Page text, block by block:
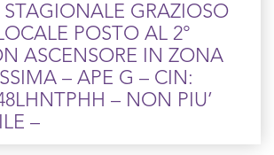
POSTO AL 2°
ASCENSORE IN ZONA
– APE G – CIN:
– NON PIU’
–